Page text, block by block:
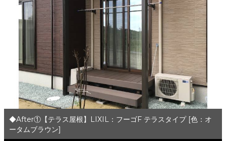
◆After①【テラス屋根】LIXIL：フーゴF テラスタイプ [色：オ
ータムブラウン]